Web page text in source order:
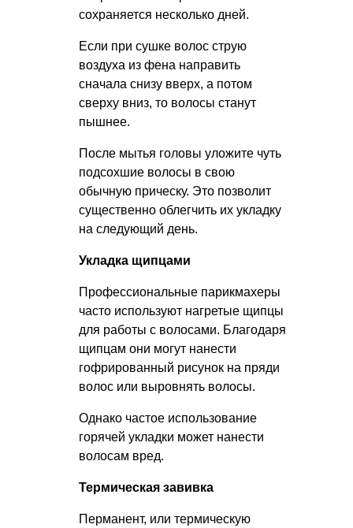
сохраняется несколько дней.
Если при сушке волос струю
воздуха из фена направить
сначала снизу вверх, а потом
сверху вниз, то волосы станут
пышнее.
После мытья головы уложите чуть
подсохшие волосы в свою
обычную прическу. Это позволит
существенно облегчить их укладку
на следующий день.
Укладка щипцами
Профессиональные парикмахеры
часто используют нагретые щипцы
для работы с волосами. Благодаря
щипцам они могут нанести
гофрированный рисунок на пряди
волос или выровнять волосы.
Однако частое использование
горячей укладки может нанести
волосам вред.
Термическая завивка
Перманент, или термическую